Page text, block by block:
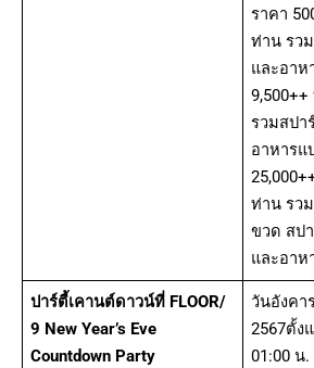
ราคา
ท่าน รว
และอาห
รวมสปา
อาหารแ
ท่าน รวม
ขวด สป
และอาห
ปาร์ตี้เคานต์ดาวน์ที่ FLOOR/
9 New Year’s Eve
Countdown Party
วันอังคา
2567ตั้ง
01:00 น